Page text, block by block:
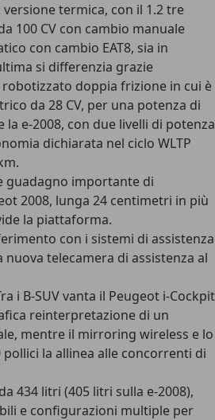
versione termica, con il 1.2 tre
100 CV con cambio manuale
con cambio EAT8, sia in
si differenzia grazie
robotizzato doppia frizione in cui è
da 28 CV, per una potenza di
la e-2008, con due livelli di potenza
dichiarata nel ciclo WLTP
guadagno importante di
2008, lunga 24 centimetri in più
la piattaforma.
con i sistemi di assistenza
nuova telecamera di assistenza al
i B-SUV vanta il Peugeot i-Cockpit
reinterpretazione di un
mentre il mirroring wireless e lo
la allinea alle concorrenti di
434 litri (405 litri sulla e-2008),
e configurazioni multiple per